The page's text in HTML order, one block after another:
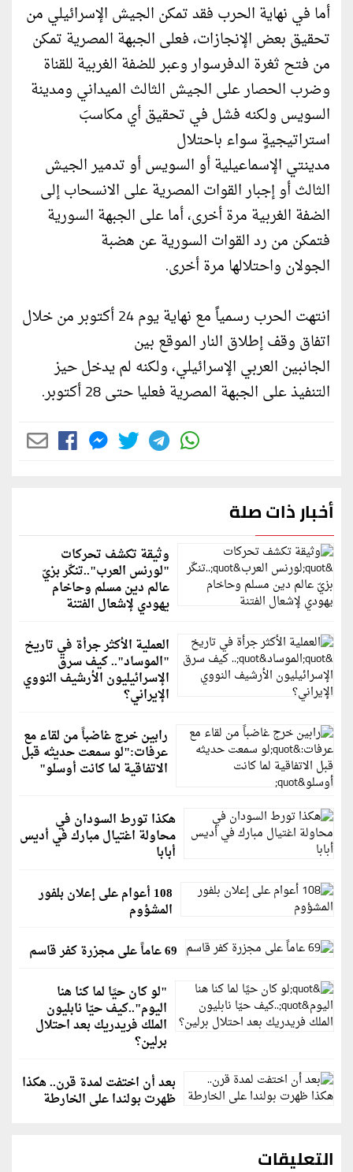
أما في نهاية الحرب فقد تمكن الجيش الإسرائيلي من
تحقيق بعض الإنجازات، فعلى الجبهة المصرية تمكن
من فتح ثغرة الدفرسوار وعبر للضفة الغربية للقناة
وضرب الحصار على الجيش الثالث الميداني ومدينة
السويس ولكنه فشل في تحقيق أي مكاسبَ
استراتيجيةٍ سواء باحتلال
مدينتي الإسماعيلية أو السويس أو تدمير الجيش
الثالث أو إجبار القوات المصرية على الانسحاب إلى
الضفة الغربية مرة أخرى، أما على الجبهة السورية
فتمكن من رد القوات السورية عن هضبة
الجولان واحتلالها مرة أخرى.
انتهت الحرب رسمياً مع نهاية يوم 24 أكتوبر من خلال
اتفاق وقف إطلاق النار الموقع بين
الجانبين العربي الإسرائيلي، ولكنه لم يدخل حيز
التنفيذ على الجبهة المصرية فعليا حتى 28 أكتوبر.
أخبار ذات صلة
وثيقة تكشف تحركات
"لورنس العرب"..تنكّر بزيّ
عالم دين مسلم وحاخام
يهودي لإشعال الفتنة
العملية الأكثر جرأة في تاريخ
"الموساد".. كيف سرق
الإسرائيليون الأرشيف النووي
الإيراني؟
رابين خرج غاضباً من لقاء مع
عرفات:"لو سمعت حديثه قبل
الاتفاقية لما كانت أوسلو"
هكذا تورط السودان في
محاولة اغتيال مبارك في أديس
أبابا
108 أعوام على إعلان بلفور
المشؤوم
69 عاماً على مجزرة كفر قاسم
"لو كان حيًا لما كنا هنا
اليوم"..كيف حيّا نابليون
الملك فريدريك بعد احتلال
برلين؟
بعد أن اختفت لمدة قرن.. هكذا
ظهرت بولندا على الخارطة
التعليقات